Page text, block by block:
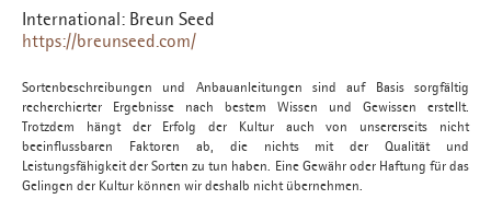
International: Breun Seed
https://breunseed.com/
Sortenbeschreibungen und Anbauanleitungen sind auf Basis sorgfältig
recherchierter Ergebnisse nach bestem Wissen und Gewissen erstellt.
Trotzdem hängt der Erfolg der Kultur auch von unsererseits nicht
beeinflussbaren Faktoren ab, die nichts mit der Qualität und
Leistungsfähigkeit der Sorten zu tun haben. Eine Gewähr oder Haftung für das
Gelingen der Kultur können wir deshalb nicht übernehmen.